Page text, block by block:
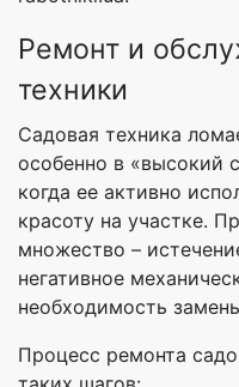
Ремонт и
техники
Садовая техника
особенно в «высокий
когда ее активно
красоту на участке.
множество –
негативное
необходимость
Процесс ремонта